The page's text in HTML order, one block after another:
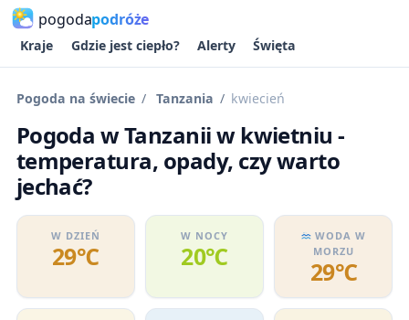
pogodapodróże
Kraje Gdzie jest ciepło? Alerty Święta
Pogoda na świecie Tanzania kwiecień
Pogoda w Tanzanii w kwietniu -
temperatura, opady, czy warto
jechać?
W DZIEŃ
29℃
W NOCY
20℃
WODA W
MORZU
29℃